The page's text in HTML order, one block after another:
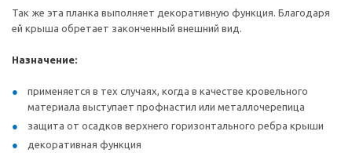
Так же эта планка выполняет декоративную функция. Благодаря
ей крыша обретает законченный внешний вид.
Назначение:
применяется в тех случаях, когда в качестве кровельного
материала выступает профнастил или металлочерепица
защита от осадков верхнего горизонтального ребра крыши
декоративная функция